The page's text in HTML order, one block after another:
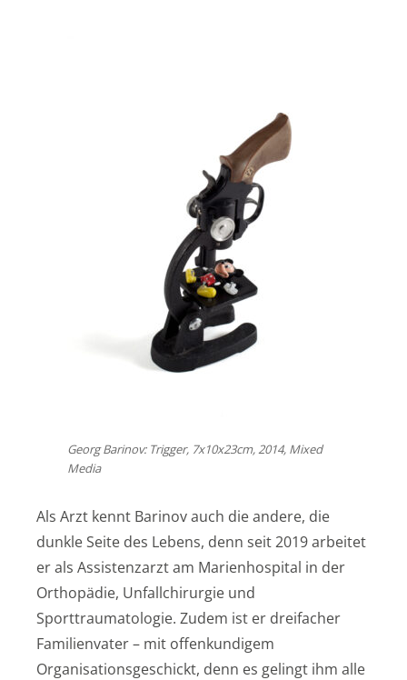
Georg Barinov: Trigger, 7x10x23cm, 2014, Mixed
Media
Als Arzt kennt Barinov auch die andere, die
dunkle Seite des Lebens, denn seit 2019 arbeitet
er als Assistenzarzt am Marienhospital in der
Orthopädie, Unfallchirurgie und
Sporttraumatologie. Zudem ist er dreifacher
Familienvater – mit offenkundigem
Organisationsgeschickt, denn es gelingt ihm alle